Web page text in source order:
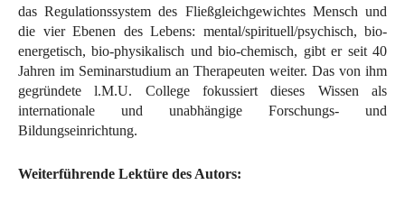
das Regulationssystem des Fließgleichgewichtes Mensch und
die vier Ebenen des Lebens: mental/spirituell/psychisch, bio-
energetisch, bio-physikalisch und bio-chemisch, gibt er seit 40
Jahren im Seminarstudium an Therapeuten weiter. Das von ihm
gegründete l.M.U. College fokussiert dieses Wissen als
internationale und unabhängige Forschungs- und
Bildungseinrichtung.
Weiterführende Lektüre des Autors: